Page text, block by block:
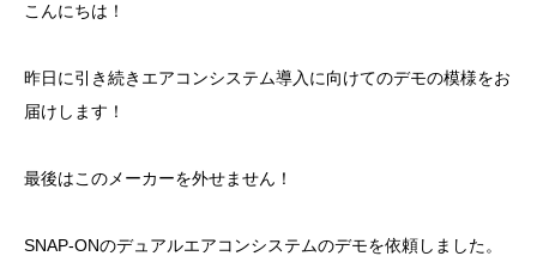
こんにちは！
昨日に引き続きエアコンシステム導入に向けてのデモの模様をお
届けします！
最後はこのメーカーを外せません！
SNAP-ONのデュアルエアコンシステムのデモを依頼しました。